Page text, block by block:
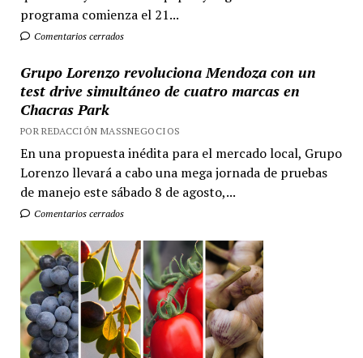
programa comienza el 21...
Comentarios cerrados
Grupo Lorenzo revoluciona Mendoza con un
test drive simultáneo de cuatro marcas en
Chacras Park
POR REDACCIÓN MASSNEGOCIOS
En una propuesta inédita para el mercado local, Grupo
Lorenzo llevará a cabo una mega jornada de pruebas
de manejo este sábado 8 de agosto,...
Comentarios cerrados